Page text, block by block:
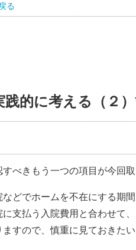
る
的に考える（２
べきもう一つの項目が今回取
どでホームを不在にする期
支払う入院費用と合わせて
すので、慎重に見ておきたい